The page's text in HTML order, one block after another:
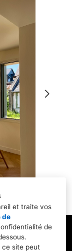
et traite vos
de
de
ce site peut